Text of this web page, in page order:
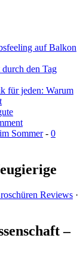
auf Balkon
den Tag
für jeden: Warum
Sommer- 0
Reviews ·
–